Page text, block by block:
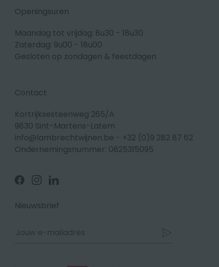
Openingsuren
Maandag tot vrijdag: 8u30 - 18u30
Zaterdag: 9u00 - 18u00
Gesloten op zondagen & feestdagen
Contact
Kortrijksesteenweg 265/A
9830 Sint-Martens-Latem
info@lambrechtwijnen.be - +32 (0)9 282 87 62
Ondernemingsnummer: 0825315095
Volg
ons
Facebook
Volg
ons
Instagram
Volg
ons
Linkedin
Nieuwsbrief